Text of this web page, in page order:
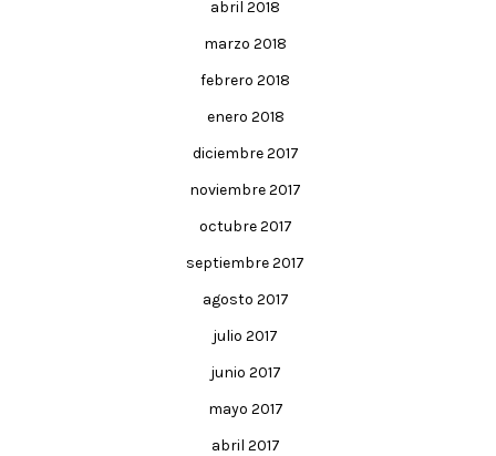
abril 2018
marzo 2018
febrero 2018
enero 2018
diciembre 2017
noviembre 2017
octubre 2017
septiembre 2017
agosto 2017
julio 2017
junio 2017
mayo 2017
abril 2017